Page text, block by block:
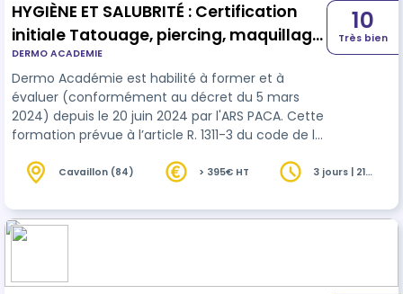
HYGIÈNE ET SALUBRITÉ : Certification
initiale Tatouage, piercing, maquillage
permanent
DERMO ACADEMIE
Dermo Académie est habilité à former et à
évaluer (conformément au décret du 5 mars
2024) depuis le 20 juin 2024 par l'ARS PACA. Cette
formation prévue à l’article R. 1311-3 du code de la
et une heures réparties sur trois jours, dont 14
heures (Jour 3) consacrées à la formation
pratique.
10
Très bien
Cavaillon (84) > 395€ HT
3 jours | 21